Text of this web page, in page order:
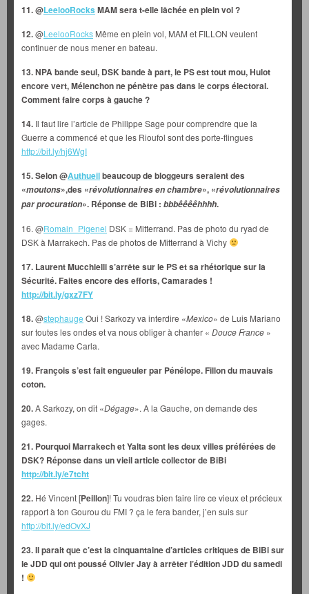
11. @LeelooRocks MAM sera t-elle lâchée en plein vol ?
12.@LeelooRocks Même en plein vol, MAM et FILLON veulent
continuer de nous mener en bateau.
13. NPA bande seul, DSK bande à part, le PS est tout mou, Hulot
encore vert, Mélenchon ne pénètre pas dans le corps électoral.
Comment faire corps à gauche ?
14. Il faut lire l’article de Philippe Sage pour comprendre que la
Guerre a commencé et que les Rioufol sont des porte-flingues
http://bit.ly/hj6WgI
15. Selon @Authueilbeaucoup de bloggeurs seraient des
«moutons»,des «révolutionnaires en chambre», «révolutionnaires
par procuration». Réponse de BiBi : bbbêêêêhhhh.
16. @Romain_Pigenel DSK = Mitterrand. Pas de photo du ryad de
DSK à Marrakech. Pas de photos de Mitterrand à Vichy
17. Laurent Mucchielli s’arrête sur le PS et sa rhétorique sur la
Sécurité. Faites encore des efforts, Camarades !
http://bit.ly/gxz7FY
18.@stephauge Oui ! Sarkozy va interdire «Mexico» de Luis Mariano
sur toutes les ondes et va nous obliger à chanter « Douce France »
avec Madame Carla.
19. François s’est fait engueuler par Pénélope. Fillon du mauvais
coton.
20.A Sarkozy, on dit «Dégage». A la Gauche, on demande des
gages.
21. Pourquoi Marrakech et Yalta sont les deux villes préférées de
DSK? Réponse dans un vieil article collector de BiBi
http://bit.ly/e7tcht
22. Hé Vincent [Peillon]! Tu voudras bien faire lire ce vieux et précieux
rapport à ton Gourou du FMI ? ça le fera bander, j’en suis sur
http://bit.ly/edOvXJ
23. Il parait que c’est la cinquantaine d’articles critiques de BiBi sur
le JDD qui ont poussé Olivier Jay à arrêter l’édition JDD du samedi
!